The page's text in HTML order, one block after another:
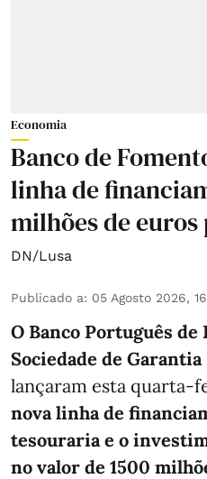
Economia
Banco de
linha de
milhões de euros
DN/Lusa
Publicado a: 05 Agosto 2026,
O Banco Português de
Sociedade de
lançaram esta quarta-
nova linha de
tesouraria e o
no valor de 1500